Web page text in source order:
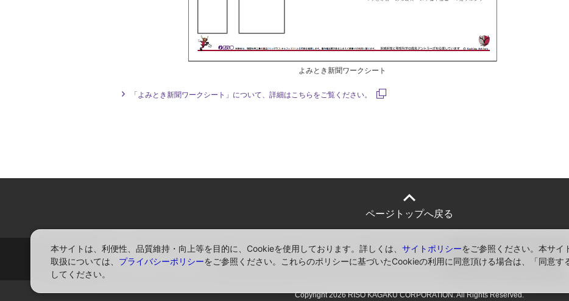
よみとき新聞ワークシート
「よみとき新聞ワークシート」について、詳細はこちらをご覧ください。
ページトップへ戻る
お問い合わせ サイトマップ プライバシー
サイトポリシー
ソーシャルメディアポリシー
ソーシャルメディア
公式アカウント一覧
Copyright2026 RISO KAGAKU CORPORATION. All Rights Reserved.
本サイトは、利便性、品質維持・向上等を目的に、Cookieを使用しております。詳しくは、サイトポリシーをご参照ください。本サイ
取扱については、 プライバシーポリシーをご参照ください。これらのポリシーに基づいたCookieの利用に同意頂ける場合は、「同意す
してください。